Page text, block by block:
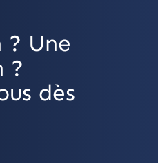
? Une
?
dès